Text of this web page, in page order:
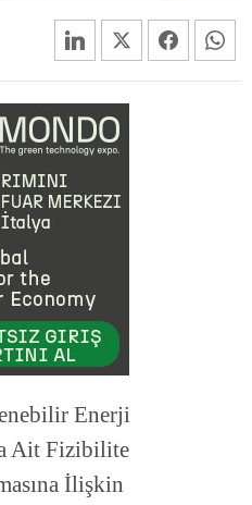
Enerji
Ait Fizibilite
İlişkin